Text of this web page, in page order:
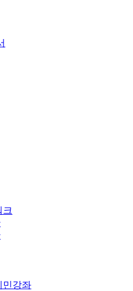
크
민강좌